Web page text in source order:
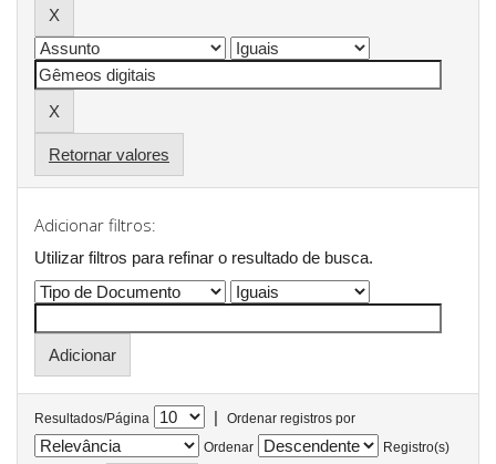
Retornar valores
Adicionar filtros:
Utilizar filtros para refinar o resultado de busca.
Resultados/Página |
Ordenar registros por
Ordenar
Registro(s)